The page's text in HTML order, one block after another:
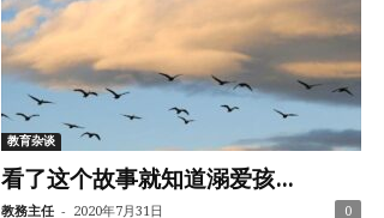
教育杂谈
看了这个故事就知道溺爱孩...
教務主任 - 2020年7月31日 0